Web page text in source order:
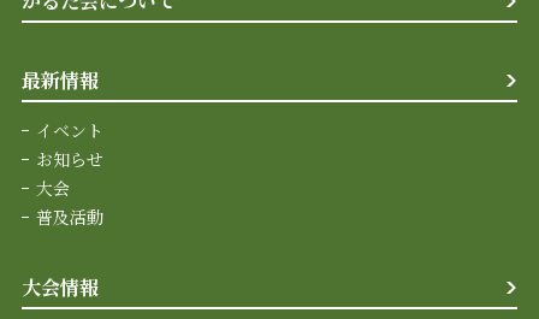
最新情報
イベント
お知らせ
大会
普及活動
大会情報